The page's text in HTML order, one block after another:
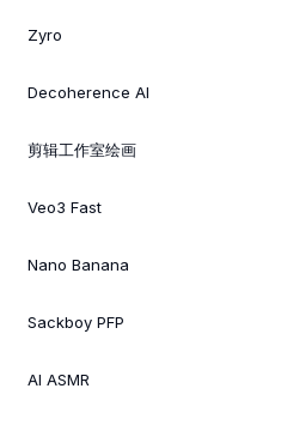
Zyro
Decoherence AI
剪辑工作室绘画
Veo3 Fast
Nano Banana
Sackboy PFP
AI ASMR